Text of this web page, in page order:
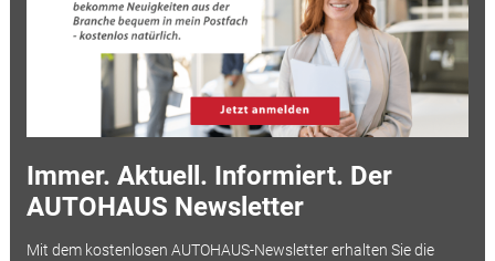
Immer. Aktuell. Informiert. Der
AUTOHAUS Newsletter
Mit dem kostenlosen AUTOHAUS-Newsletter erhalten Sie die